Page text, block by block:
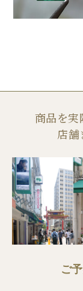
商品を実
店舗
ご